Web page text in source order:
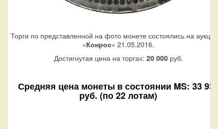
Торги по представленной на фото монете состоялись на
«Конрос» 21.05.2016.
Достигнутая цена на торгах: 20 000руб.
Средняя цена монеты в состоянии MS: 33
руб. (по 22 лотам)